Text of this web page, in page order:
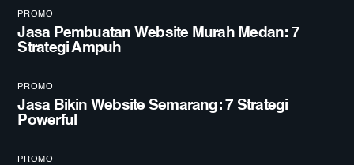
PROMO
Jasa Pembuatan Website Murah Medan: 7
Strategi Ampuh
PROMO
Jasa Bikin Website Semarang: 7 Strategi
Powerful
PROMO